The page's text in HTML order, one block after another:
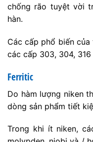
chống rão tuyệt vời
hàn.
Các cấp phổ biến
các cấp 303, 304, 316
Ferritic
Do hàm lượng niken
dòng sản phẩm tiết
Trong khi ít niken,